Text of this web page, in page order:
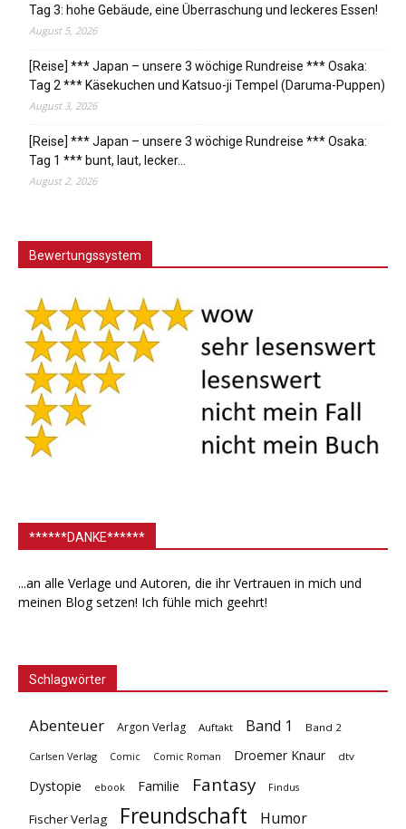
Tag 3: hohe Gebäude, eine Überraschung und leckeres Essen!
August 5, 2026
[Reise] *** Japan – unsere 3 wöchige Rundreise *** Osaka:
Tag 2 *** Käsekuchen und Katsuo-ji Tempel (Daruma-Puppen)
August 3, 2026
[Reise] *** Japan – unsere 3 wöchige Rundreise *** Osaka:
Tag 1 *** bunt, laut, lecker…
August 2, 2026
Bewertungssystem
******DANKE******
...an alle Verlage und Autoren, die ihr Vertrauen in mich und
meinen Blog setzen! Ich fühle mich geehrt!
Schlagwörter
Abenteuer Argon Verlag Auftakt Band 1 Band 2
Carlsen Verlag Comic Comic Roman Droemer Knaur dtv
Dystopie ebook Familie Fantasy Findus
Fischer Verlag Freundschaft Humor